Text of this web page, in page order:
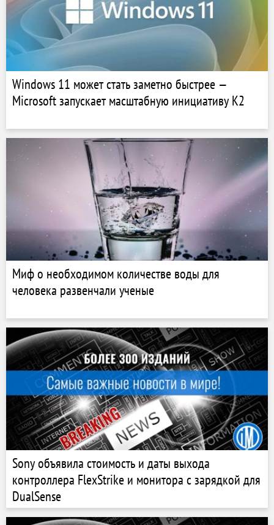
Windows 11 может стать заметно быстрее —
Microsoft запускает масштабную инициативу K2
Миф о необходимом количестве воды для
человека развенчали ученые
Sony объявила стоимость и даты выхода
контроллера FlexStrike и монитора с зарядкой для
DualSense